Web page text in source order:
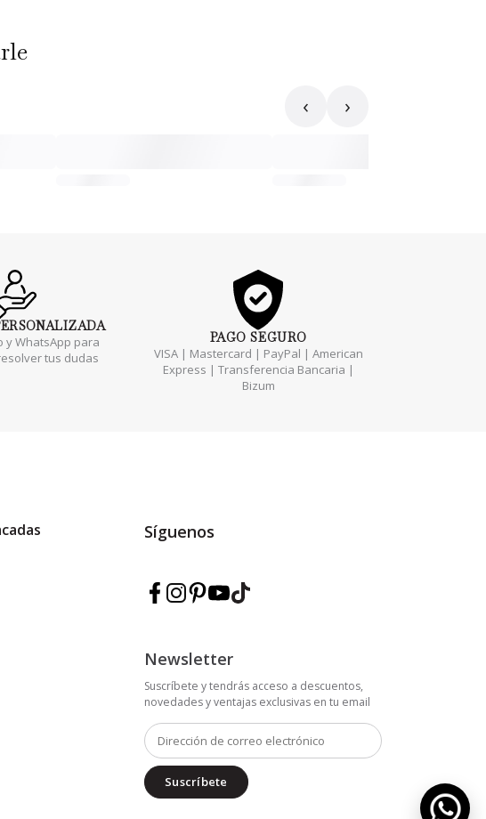
‹ ›
y WhatsApp para
tus dudas
PAGOSEGURO
VISA | Mastercard | PayPal | American
Express | Transferencia Bancaria |
Bizum
Newsletter
Suscríbete y tendrás acceso a descuentos,
novedades y ventajas exclusivas en tu email
Suscríbete
Síguenos
Síguenos en Facebook — Marmarina
Síguenos en Instagram — Marmarina
Síguenos en Pinterest — Marmarina
Síguenos en YouTube — Marmarina
Síguenos en TikTok — Marmarina